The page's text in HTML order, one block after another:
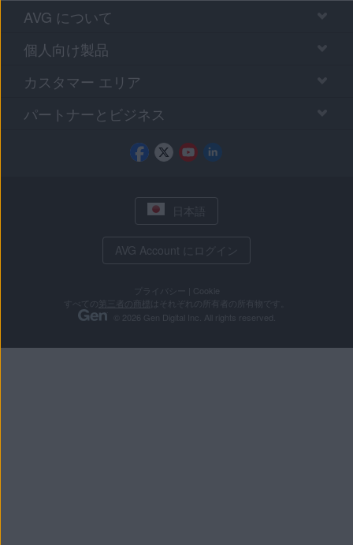
AVG について
個人向け製品
カスタマー エリア
パートナーとビジネス
日本語
AVG Account にログイン
プライバシー
Cookie
第三者の商標
はそれぞれの所有者の所有物です。
© 2026 Gen Digital Inc. All rights reserved.